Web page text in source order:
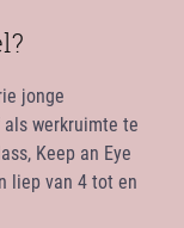
jonge
werkruimte te
Keep an Eye
liep van 4 tot en